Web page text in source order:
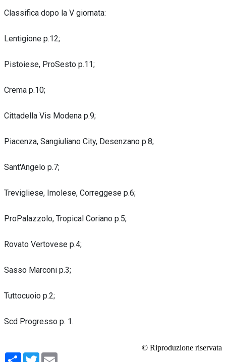
Classifica dopo la V giornata:
Lentigione p.12;
Pistoiese, ProSesto p.11;
Crema p.10;
Cittadella Vis Modena p.9;
Piacenza, Sangiuliano City, Desenzano p.8;
Sant'Angelo p.7;
Trevigliese, Imolese, Correggese p.6;
ProPalazzolo, Tropical Coriano p.5;
Rovato Vertovese p.4;
Sasso Marconi p.3;
Tuttocuoio p.2;
Scd Progresso p. 1.
© Riproduzione riservata
Condividi
Twitter